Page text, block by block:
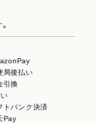
局後払い
引換
トバンク決済
Pay